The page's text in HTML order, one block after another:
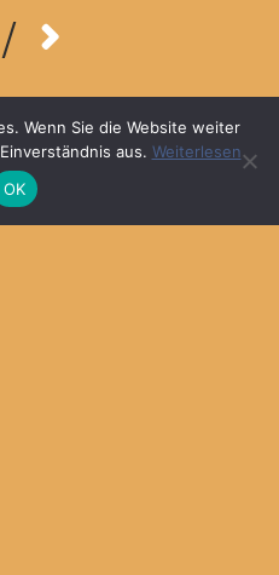
/
DESIGN
Wenn Sie die Website weiter
aus. Weiterlesen
OK